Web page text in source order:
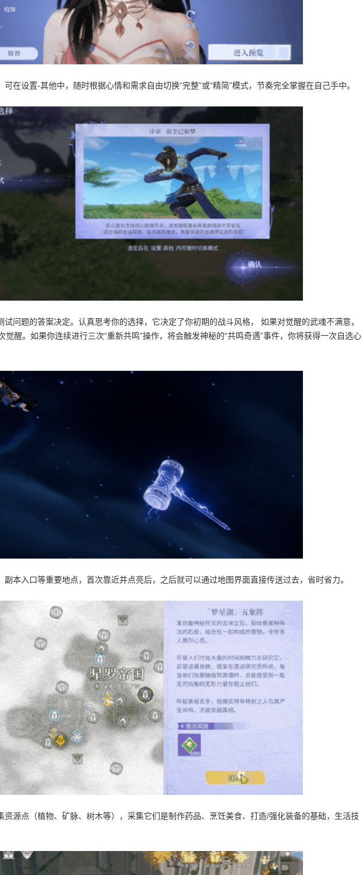
在设置-其他中，随时根据心情和需求自由切换“完整”或“精简”模式，节奏完全掌握在自己手中。
问题的答案决定。认真思考你的选择，它决定了你初期的战斗风格， 如果对觉醒的武魂不满意，
觉醒。如果你连续进行三次“重新共鸣”操作，将会触发神秘的“共鸣奇遇”事件，你将获得一次自选心
本入口等重要地点，首次靠近并点亮后，之后就可以通过地图界面直接传送过去，省时省力。
资源点（植物、矿脉、树木等），采集它们是制作药品、烹饪美食、打造/强化装备的基础，生活技